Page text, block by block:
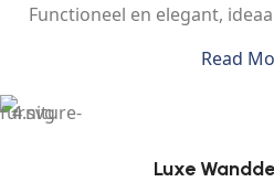
Functioneel en elegant,
Read
Luxe